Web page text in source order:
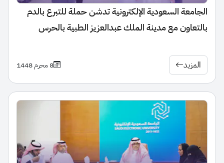
الجامعة السعودية الإلكترونية تدشن حملة للتبرع بالدم
بالتعاون مع مدينة الملك عبدالعزيز الطبية بالحرس
المزيد 8 محرم 1448